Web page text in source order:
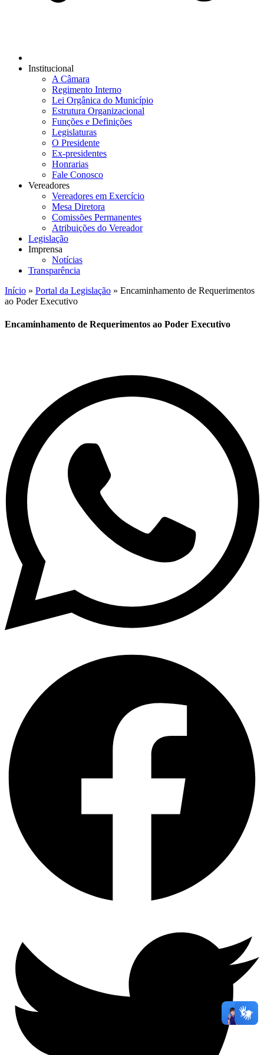
Institucional
A Câmara
Regimento Interno
Lei Orgânica do Município
Estrutura Organizacional
Funções e Definições
Legislaturas
O Presidente
Ex-presidentes
Honrarias
Fale Conosco
Vereadores
Vereadores em Exercício
Mesa Diretora
Comissões Permanentes
Atribuições do Vereador
Legislação
Imprensa
Notícias
Transparência
Início » Portal da Legislação » Encaminhamento de Requerimentos
ao Poder Executivo
Encaminhamento de Requerimentos ao Poder Executivo